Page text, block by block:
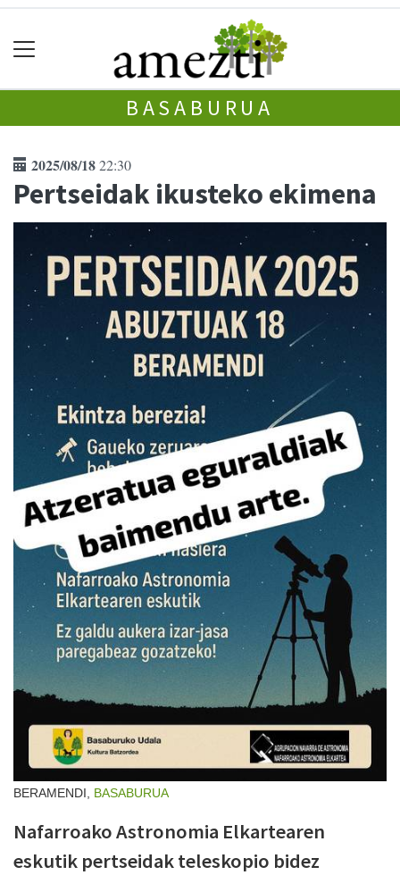
BASABURUA
2025/08/1822:30
Pertseidak ikusteko ekimena
BERAMENDI, BASABURUA
Nafarroako Astronomia Elkartearen
eskutik pertseidak teleskopio bidez